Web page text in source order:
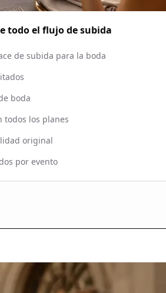
todo el flujo de subida
de subida para la boda
boda
todos los planes
original
por evento